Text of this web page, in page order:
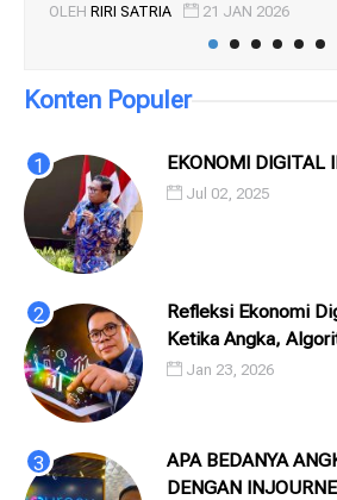
OLEH RIRI SATRIA 21 JAN 2026
Konten Populer
EKONOMI DIGITAL
Jul 02, 2025
Refleksi Ekonomi
Ketika Angka,
Saling Menatap
Jan 23, 2026
APA BEDANYA
DENGAN